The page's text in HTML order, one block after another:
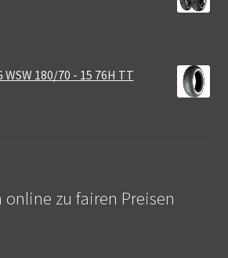
180/70 - 15 76H TT
zu fairen Preisen